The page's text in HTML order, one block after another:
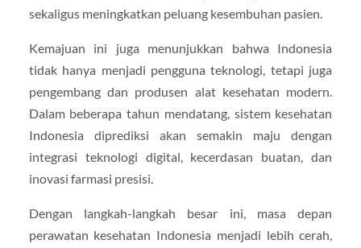
sekaligus meningkatkan peluang kesembuhan pasien.
Kemajuan ini juga menunjukkan bahwa Indonesia
tidak hanya menjadi pengguna teknologi, tetapi juga
pengembang dan produsen alat kesehatan modern.
Dalam beberapa tahun mendatang, sistem kesehatan
Indonesia diprediksi akan semakin maju dengan
integrasi teknologi digital, kecerdasan buatan, dan
inovasi farmasi presisi.
Dengan langkah-langkah besar ini, masa depan
perawatan kesehatan Indonesia menjadi lebih cerah,